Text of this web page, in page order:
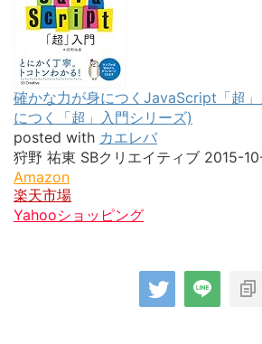
確かな力が身につくJavaScript「超
につく「超」入門シリーズ)
posted with カエレバ
狩野 祐東 SBクリエイティブ 2015-
Amazon
楽天市場
Yahooショッピング